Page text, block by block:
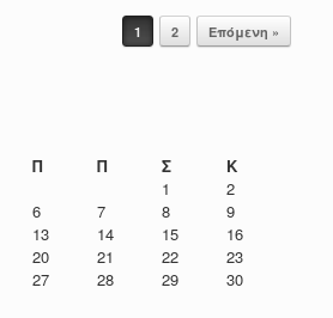
1 2 Επόμενη »
Π Π Σ Κ
1
2
6 7 8
9
13 14 15
16
20 21 22
23
27 28 29
30